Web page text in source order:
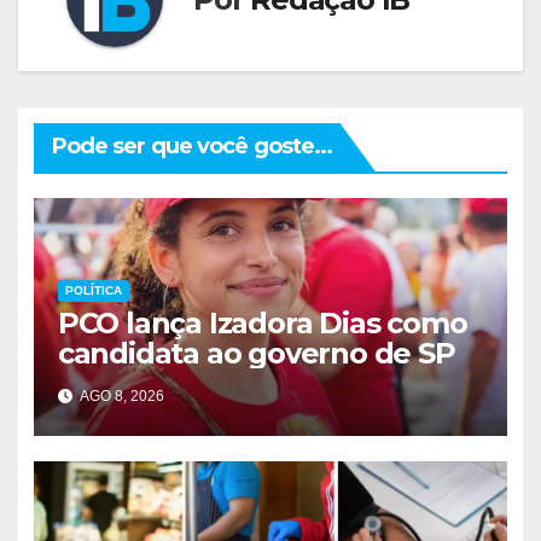
Pode ser que você goste...
POLÍTICA
PCO lança Izadora Dias como
candidata ao governo de SP
AGO 8, 2026